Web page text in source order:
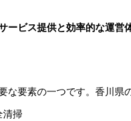
ービス提供と効率的な運営
な要素の一つです。香川県
清掃